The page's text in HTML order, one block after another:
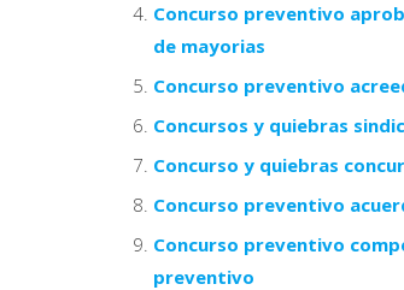
Concurso preventivo
de mayorias
Concurso preventivo
Concursos y quiebras
Concurso y quiebras
Concurso preventivo
Concurso preventivo
preventivo